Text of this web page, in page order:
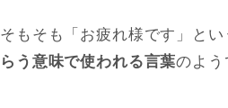
そもそも「お疲れ様です」と
らう意味で使われる言葉のよう